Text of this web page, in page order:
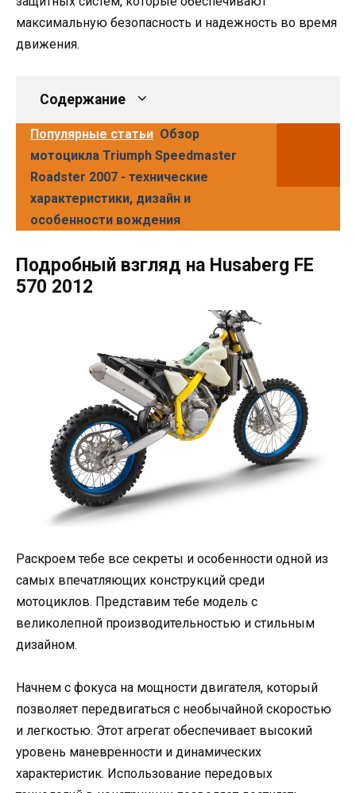
максимальную безопасность и надежность во время
движения.
Содержание
Популярные статьи Обзор
мотоцикла Triumph Speedmaster
Roadster 2007 - технические
характеристики, дизайн и
особенности вождения
Подробный взгляд на Husaberg FE
570 2012
Раскроем тебе все секреты и особенности одной из
самых впечатляющих конструкций среди
мотоциклов. Представим тебе модель с
великолепной производительностью и стильным
дизайном.
Начнем с фокуса на мощности двигателя, который
позволяет передвигаться с необычайной скоростью
и легкостью. Этот агрегат обеспечивает высокий
уровень маневренности и динамических
характеристик. Использование передовых